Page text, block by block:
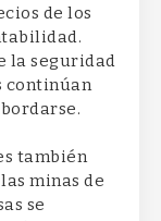
de los
la seguridad
continúan
también
minas de
se